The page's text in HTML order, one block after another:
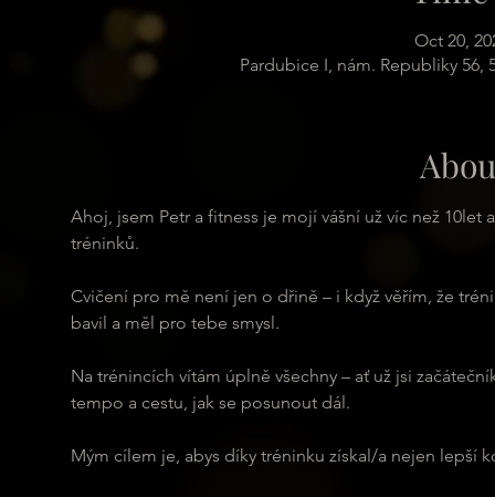
Oct 20,
Pardubice I, nám. Republiky 56,
Ahoj, jsem Petr a fitness je mojí vášní už víc než
tréninků.
Cvičení pro mě není jen o dřině – i když věřím, že
bavil a měl pro tebe smysl.
Na trénincích vítám úplně všechny – ať už jsi
tempo a cestu, jak se posunout dál.
Mým cílem je, abys díky tréninku získal/a nejen lepší